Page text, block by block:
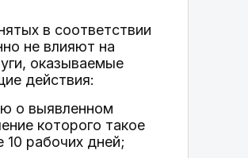
в соответствии
не влияют на
оказываемые
действия:
о выявленном
которого такое
рабочих дней;